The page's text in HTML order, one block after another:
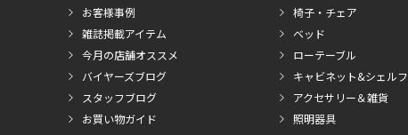
お客様事例
雑誌掲載アイテム
今月の店舗オススメ
バイヤーズブログ
スタッフブログ
お買い物ガイド
椅子・チェア
ベッド
ローテーブル
キャビネット&シェルフ
アクセサリー＆雑貨
照明器具